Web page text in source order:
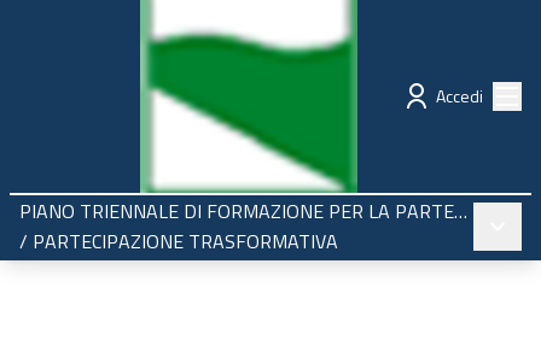
Regione Emilia-Romagna Partecipazione
Accedi
PIANO TRIENNALE DI FORMAZIONE PER LA PARTECIPAZIONE 2025-2027
/ PARTECIPAZIONE TRASFORMATIVA